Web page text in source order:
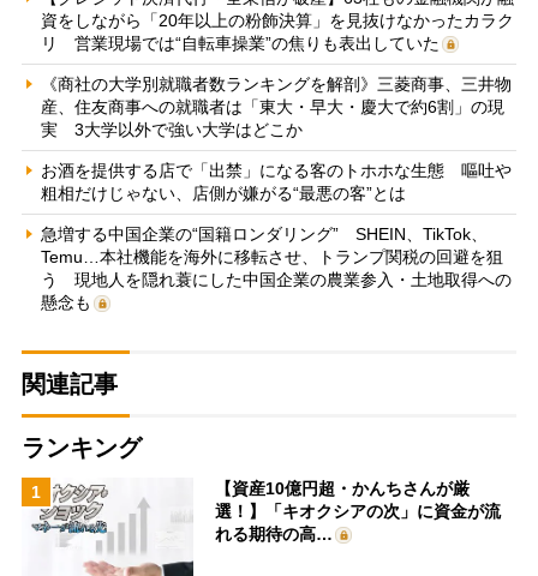
資をしながら「20年以上の粉飾決算」を見抜けなかったカラク
リ 営業現場では“自転車操業”の焦りも表出していた
《商社の大学別就職者数ランキングを解剖》三菱商事、三井物
産、住友商事への就職者は「東大・早大・慶大で約6割」の現
実 3大学以外で強い大学はどこか
お酒を提供する店で「出禁」になる客のトホホな生態 嘔吐や
粗相だけじゃない、店側が嫌がる“最悪の客”とは
急増する中国企業の“国籍ロンダリング” SHEIN、TikTok、
Temu…本社機能を海外に移転させ、トランプ関税の回避を狙
う 現地人を隠れ蓑にした中国企業の農業参入・土地取得への
懸念も
関連記事
ランキング
1
【資産10億円超・かんちさんが厳
選！】「キオクシアの次」に資金が流
れる期待の高…